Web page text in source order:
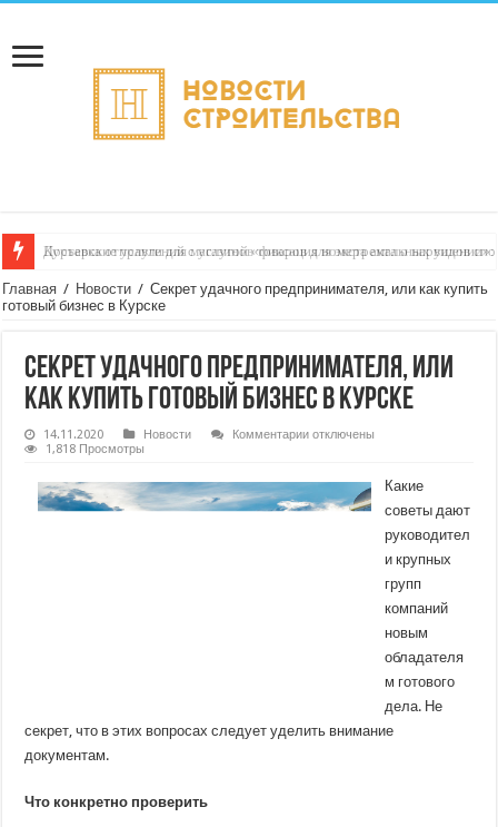
Курьерские услуги для магазинов товаров для экстремальных видов
Главная / Новости / Секрет удачного предпринимателя, или как купить
готовый бизнес в Курске
Секрет удачного предпринимателя, или
как купить готовый бизнес в Курске
14.11.2020 Новости Комментариик
предпринимателя,
или
отключены
1,818 Просмотры
Какие
советы дают
руководител
и крупных
групп
компаний
новым
обладателя
м готового
дела. Не
секрет, что в этих вопросах следует уделить внимание
документам.
Что конкретно проверить